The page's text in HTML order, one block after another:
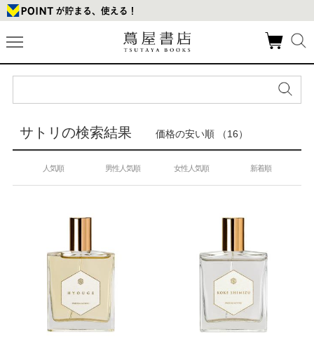
サトリの検索結果 価格の安い順 （16）
人気順 男性人気順 女性人気順 新着順